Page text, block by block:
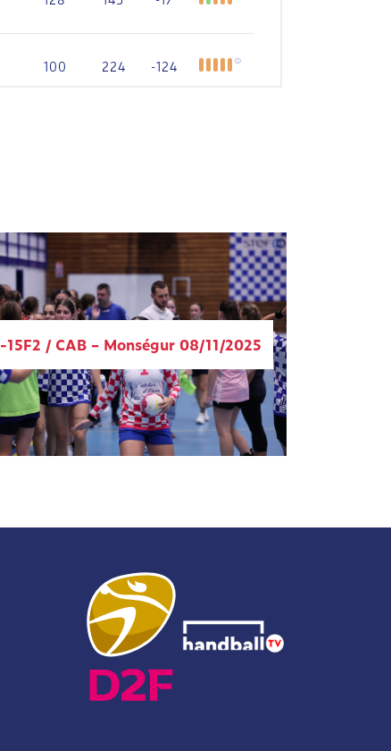
-15F2 / CAB – Monségur 08/11/2025